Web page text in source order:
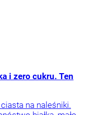
i zero cukru. Ten
na naleśniki.